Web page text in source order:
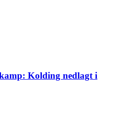
Kolding nedlagt i